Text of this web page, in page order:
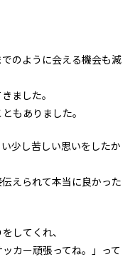
のように会える機会も減
ました。
もありました。
少し苦しい思いをしたか
えられて本当に良かった
してくれ、
カー頑張ってね。」って